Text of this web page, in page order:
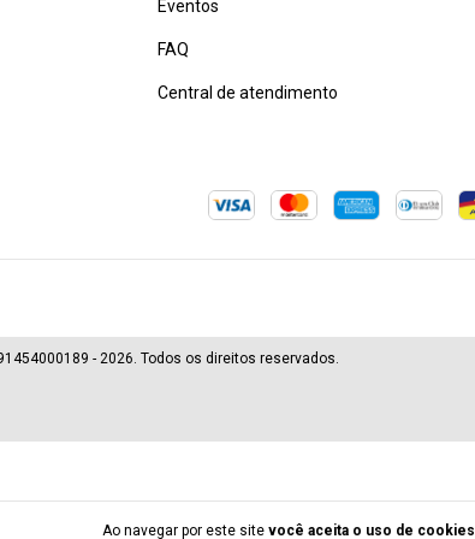
Ao navegar por este site você aceita o uso de cookies
Eventos
FAQ
Central de atendimento
- 2026. Todos os direitos reservados.